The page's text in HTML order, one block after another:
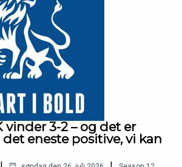
skade og konsekvenserne for
formationsvalg (4-4-
eksperterne anbefaler Bo
Robert er blevet holdets
lige nuAndreas Cornelius'
og et kommende opgør på
økonomiske konsekvenser af en
og hvad det betyder for Kristjaan
muligheder i transfervinduet
vinder 3-2 – og det er
eneste positive, vi kan